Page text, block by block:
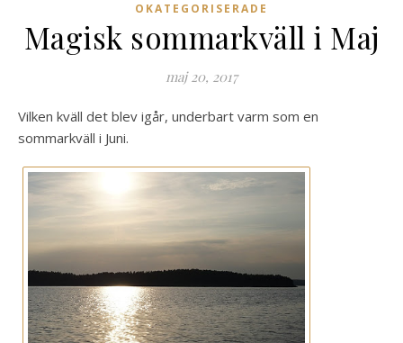
OKATEGORISERADE
Magisk sommarkväll i Maj
maj 20, 2017
Vilken kväll det blev igår, underbart varm som en
sommarkväll i Juni.